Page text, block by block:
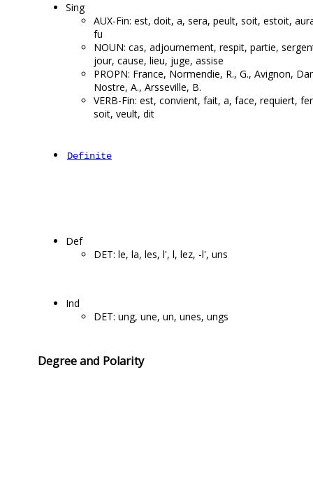
Sing
AUX-Fin: est, doit, a, sera, peult, soit, estoit,
fu
NOUN: cas, adjournement, respit, partie,
jour, cause, lieu, juge, assise
PROPN: France, Normendie, R., G., Avignon,
Nostre, A., Arsseville, B.
VERB-Fin: est, convient, fait, a, face, requiert,
soit, veult, dit
Definite
Def
DET: le, la, les, l', l, lez, -l', uns
Ind
DET: ung, une, un, unes, ungs
Degree and Polarity